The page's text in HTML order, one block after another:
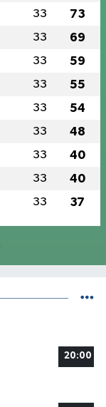
33 73
33 69
33 59
33 55
33 54
33 48
33 40
33 40
33 37
20:00